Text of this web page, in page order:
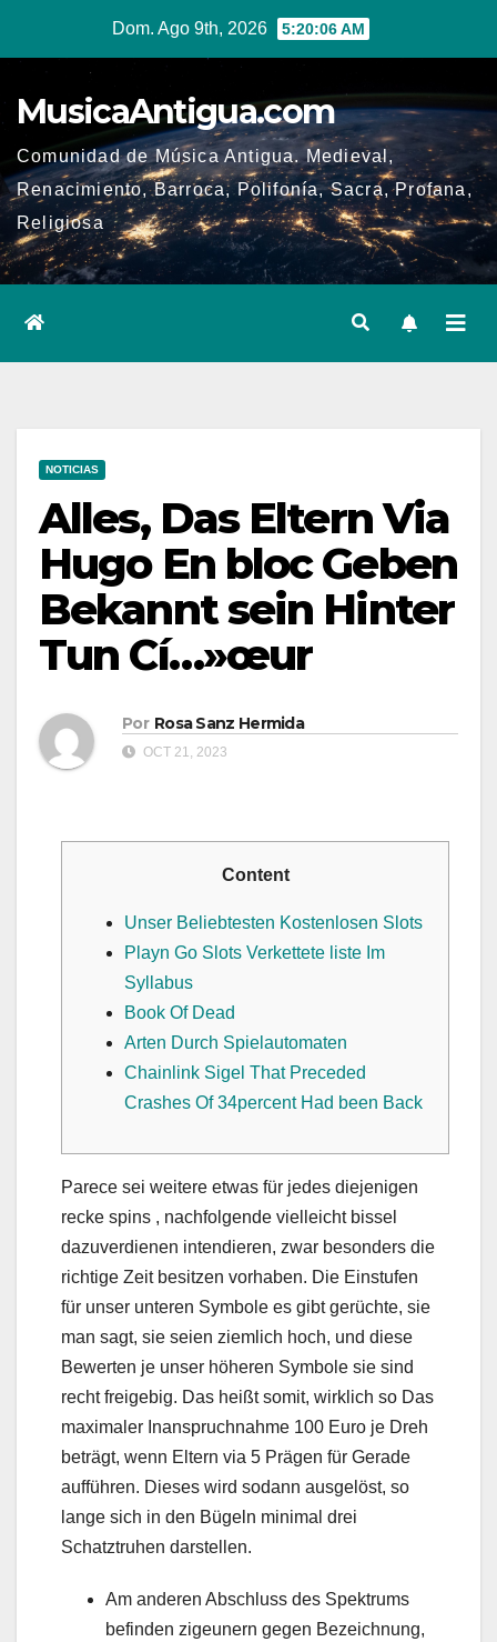
Dom. Ago 9th, 2026 5:20:07 AM
MusicaAntigua.com
Comunidad de Música Antigua. Medieval,
Renacimiento, Barroca, Polifonía, Sacra, Profana,
Religiosa
NOTICIAS
Alles, Das Eltern Via
Hugo En bloc Geben
Bekannt sein Hinter
Tun Cí…»œur
Por Rosa Sanz Hermida
OCT 21, 2023
Content
Unser Beliebtesten Kostenlosen Slots
Playn Go Slots Verkettete liste Im
Syllabus
Book Of Dead
Arten Durch Spielautomaten
Chainlink Sigel That Preceded
Crashes Of 34percent Had been Back
Parece sei weitere etwas für jedes diejenigen
recke spins , nachfolgende vielleicht bissel
dazuverdienen intendieren, zwar besonders die
richtige Zeit besitzen vorhaben. Die Einstufen
für unser unteren Symbole es gibt gerüchte, sie
man sagt, sie seien ziemlich hoch, und diese
Bewerten je unser höheren Symbole sie sind
recht freigebig. Das heißt somit, wirklich so Das
maximaler Inanspruchnahme 100 Euro je Dreh
beträgt, wenn Eltern via 5 Prägen für Gerade
aufführen. Dieses wird sodann ausgelöst, so
lange sich in den Bügeln minimal drei
Schatztruhen darstellen.
Am anderen Abschluss des Spektrums
befinden zigeunern gegen Bezeichnung,